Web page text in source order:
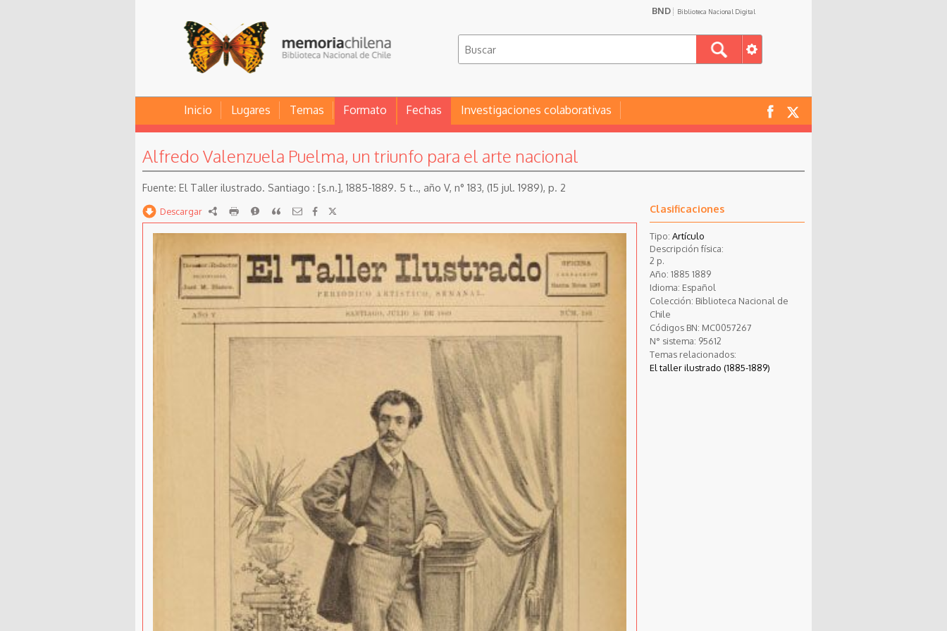
BND Biblioteca Nacional Digital
Inicio Lugares Temas Formato Fechas Investigaciones colaborativas
Alfredo Valenzuela Puelma, un triunfo para el arte nacional
El Taller ilustrado. Santiago : [s.n.], 1885-1889. 5 t.., año V, n° 183, (15 jul. 1989), p. 2
Descargar RDF imprimirReportarCitar Clasificaciones
Tipo: Artículo
Descripción física:
2 p.
Año: 1885 1889
Idioma: Español
Colección: Biblioteca Nacional de
Chile
Códigos BN: MC0057267
N° sistema: 95612
Temas relacionados:
El taller ilustrado (1885-1889)